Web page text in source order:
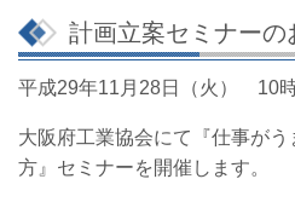
計画立案セミナーの
平成29年11月28日（火） 10
大阪府工業協会にて『仕事がう
方』セミナーを開催します。